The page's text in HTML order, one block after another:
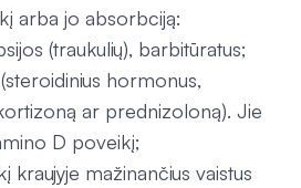
arba jo absorbciją:
(traukulių), barbitūratus;
hormonus,
ar prednizoloną). Jie
D poveikį;
kraujyje mažinančius vaistus